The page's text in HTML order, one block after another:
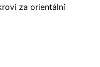
za orientální